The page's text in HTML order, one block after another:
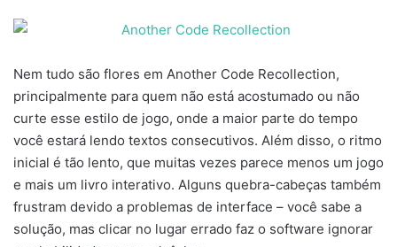
Nem tudo são flores em Another Code Recollection,
principalmente para quem não está acostumado ou não
curte esse estilo de jogo, onde a maior parte do tempo
você estará lendo textos consecutivos. Além disso, o ritmo
inicial é tão lento, que muitas vezes parece menos um jogo
e mais um livro interativo. Alguns quebra-cabeças também
frustram devido a problemas de interface – você sabe a
solução, mas clicar no lugar errado faz o software ignorar